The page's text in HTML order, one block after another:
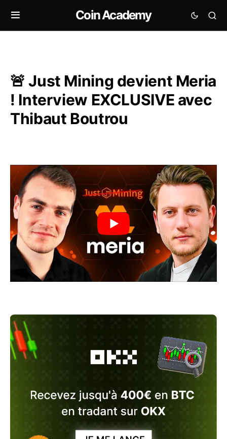
Coin Academy
🚨 Just Mining devient Meria
! Interview EXCLUSIVE avec
Thibaut Boutrou